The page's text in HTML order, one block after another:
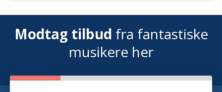
Modtag tilbud fra fantastiske
musikere her